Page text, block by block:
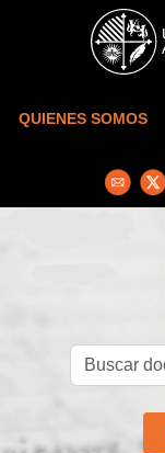
Skip to main content
QUIENES SOMOS